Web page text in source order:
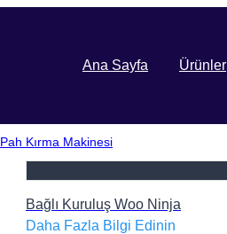
Ana Sayfa Ürünler
Pah Kırma Makinesi
Bağlı Kuruluş Woo Ninja
Daha Fazla Bilgi Edinin